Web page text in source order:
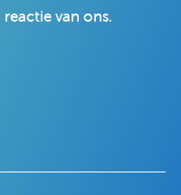
van ons.